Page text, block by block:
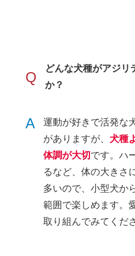
Q
どんな犬種がアジリ
か？
A
運動が好きで活発な
がありますが、 犬種
体調が大切です。ハ
るなど、体の大きさ
多いので、小型犬か
範囲で楽しめます。
取り組んでみてくだ